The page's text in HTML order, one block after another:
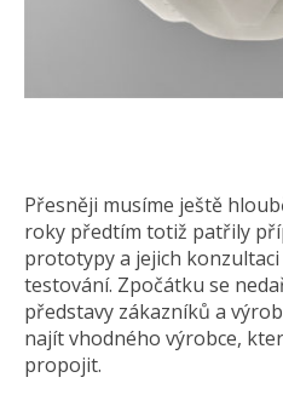
Přesněji musíme ještě
roky předtím totiž patřily
prototypy a jejich
testování. Zpočátku se
představy zákazníků a
najít vhodného výrobce,
propojit.